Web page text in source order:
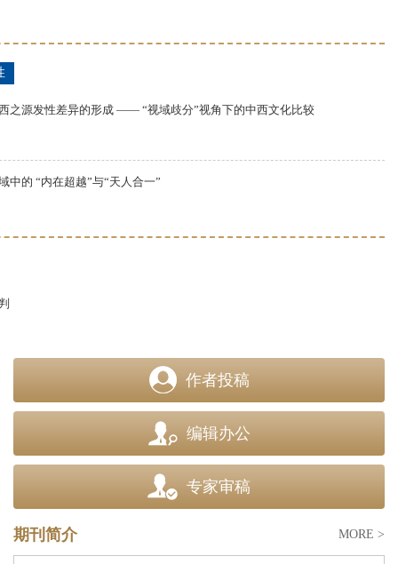
之源发性差异的形成 —— “视域歧分”视角下的中西文化比较
中的 “内在超越”与“天人合一”
作者投稿
编辑办公
专家审稿
期刊简介 MORE >